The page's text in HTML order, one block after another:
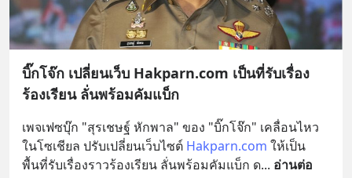
บิ๊กโจ๊ก เปลี่ยนเว็บ Hakparn.com เป็นที่รับเรื่อง
ร้องเรียน ลั่นพร้อมคัมแบ็ก
เพจเฟซบุ๊ก "สุรเชษฐ์ หักพาล" ของ "บิ๊กโจ๊ก" เคลื่อนไหว
ในโซเชียล ปรับเปลี่ยนเว็บไซต์ Hakparn.com ให้เป็น
พื้นที่รับเรื่องราวร้องเรียน ลั่นพร้อมคัมแบ็ก ด... อ่านต่อ